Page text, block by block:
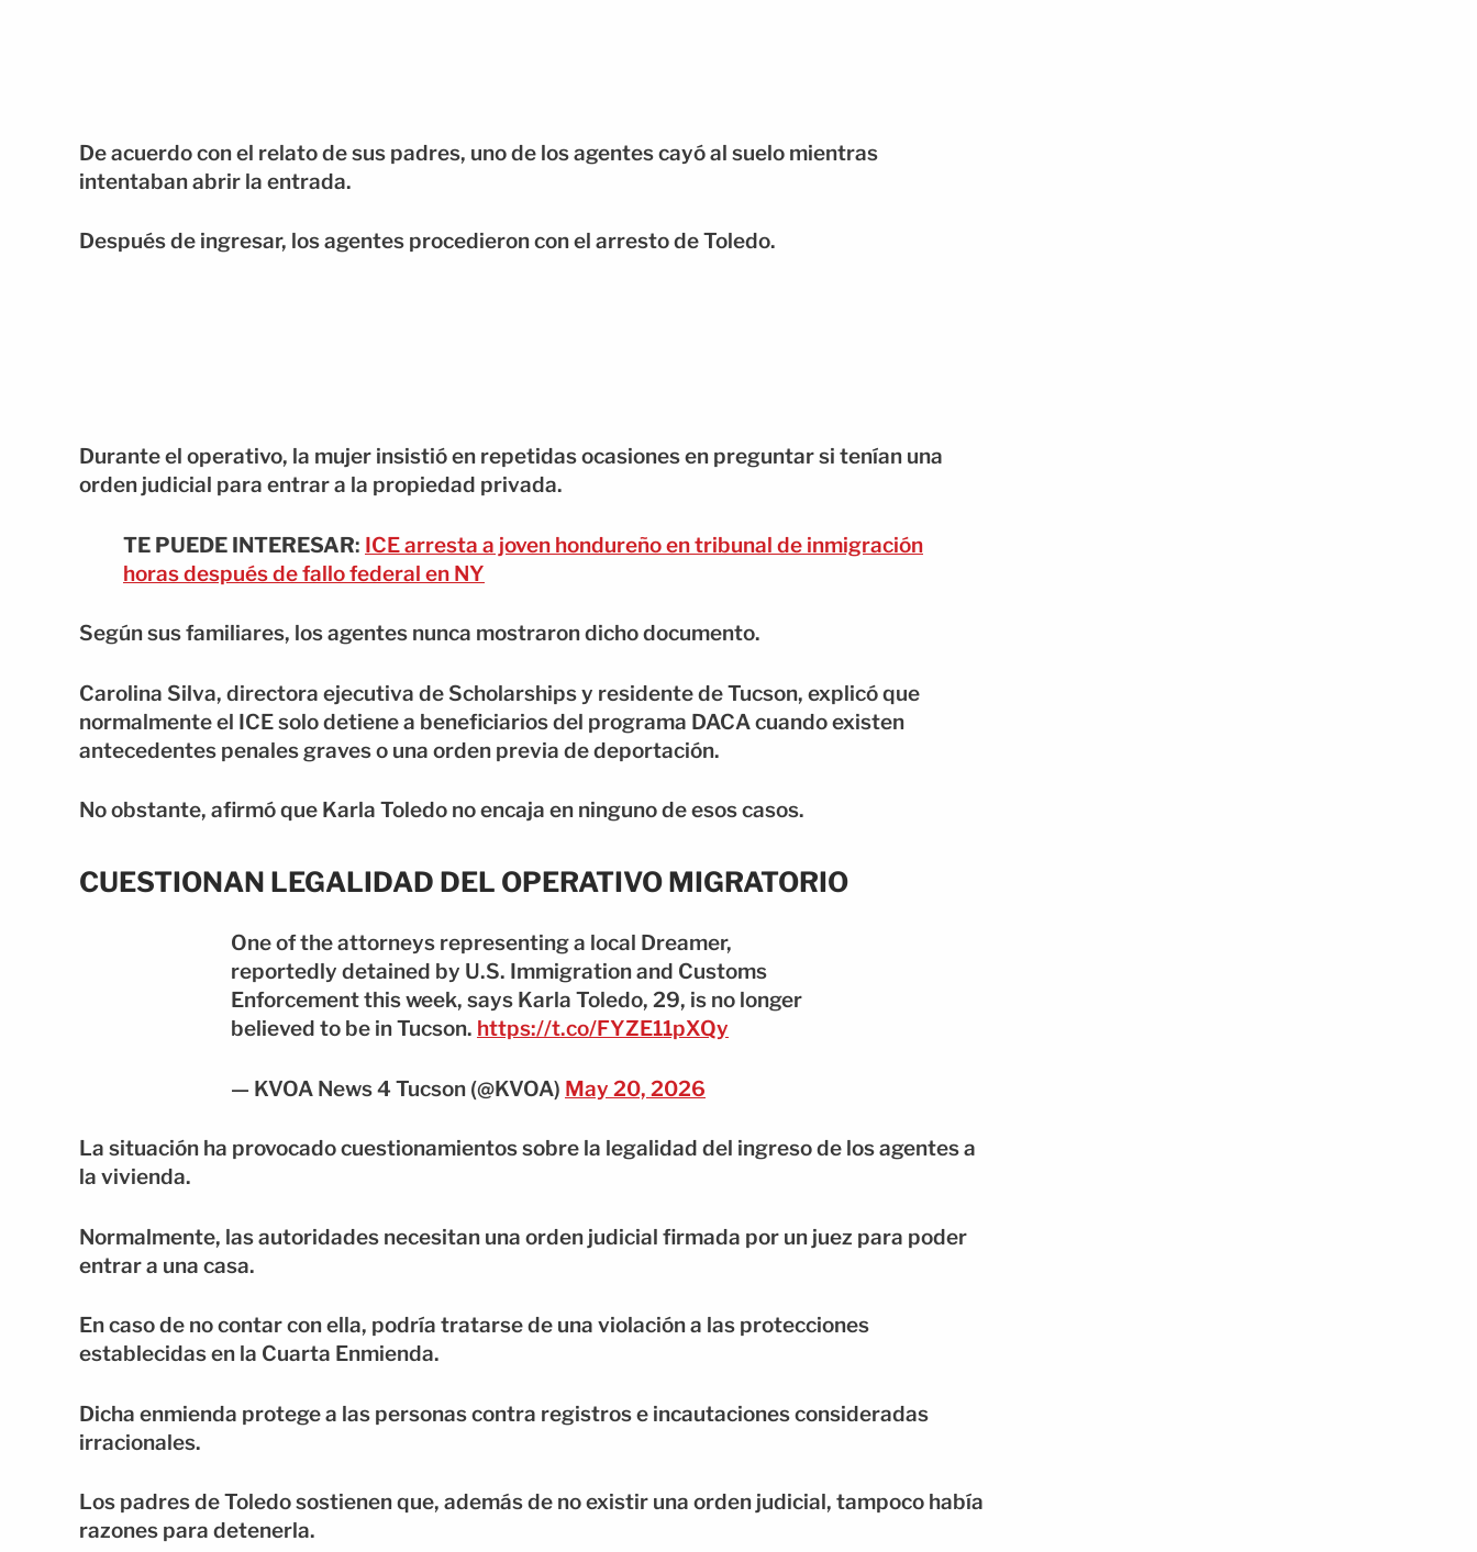
De acuerdo con el relato de sus padres, uno de los agentes cayó al suelo mientras
intentaban abrir la entrada.
Después de ingresar, los agentes procedieron con el arresto de Toledo.
Durante el operativo, la mujer insistió en repetidas ocasiones en preguntar si tenían una
orden judicial para entrar a la propiedad privada.
TE PUEDE INTERESAR: ICE arresta a joven hondureño en tribunal de inmigración
horas después de fallo federal en NY
Según sus familiares, los agentes nunca mostraron dicho documento.
Carolina Silva, directora ejecutiva de Scholarships y residente de Tucson, explicó que
normalmente el ICE solo detiene a beneficiarios del programa DACA cuando existen
antecedentes penales graves o una orden previa de deportación.
No obstante, afirmó que Karla Toledo no encaja en ninguno de esos casos.
CUESTIONAN LEGALIDAD DEL OPERATIVO MIGRATORIO
One of the attorneys representing a local Dreamer,
reportedly detained by U.S. Immigration and Customs
Enforcement this week, says Karla Toledo, 29, is no longer
believed to be in Tucson. https://t.co/FYZE11pXQy
— KVOA News 4 Tucson (@KVOA) May 20, 2026
La situación ha provocado cuestionamientos sobre la legalidad del ingreso de los agentes a
la vivienda.
Normalmente, las autoridades necesitan una orden judicial firmada por un juez para poder
entrar a una casa.
En caso de no contar con ella, podría tratarse de una violación a las protecciones
establecidas en la Cuarta Enmienda.
Dicha enmienda protege a las personas contra registros e incautaciones consideradas
irracionales.
Los padres de Toledo sostienen que, además de no existir una orden judicial, tampoco había
razones para detenerla.